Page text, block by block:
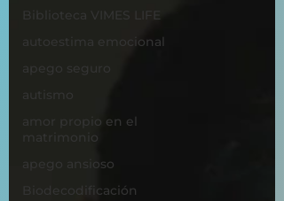
Biblioteca VIMES LIFE
autoestima emocional
apego seguro
autismo
amor propio en el
matrimonio
apego ansioso
Biodecodificación